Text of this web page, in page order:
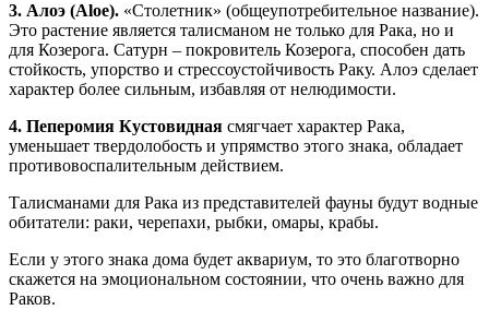
3. Алоэ (Aloe). «Столетник» (общеупотребительное название).
Это растение является талисманом не только для Рака, но и
для Козерога. Сатурн – покровитель Козерога, способен дать
стойкость, упорство и стрессоустойчивость Раку. Алоэ сделает
характер более сильным, избавляя от нелюдимости.
4. Пеперомия Кустовидная смягчает характер Рака,
уменьшает твердолобость и упрямство этого знака, обладает
противовоспалительным действием.
Талисманами для Рака из представителей фауны будут водные
обитатели: раки, черепахи, рыбки, омары, крабы.
Если у этого знака дома будет аквариум, то это благотворно
скажется на эмоциональном состоянии, что очень важно для
Раков.